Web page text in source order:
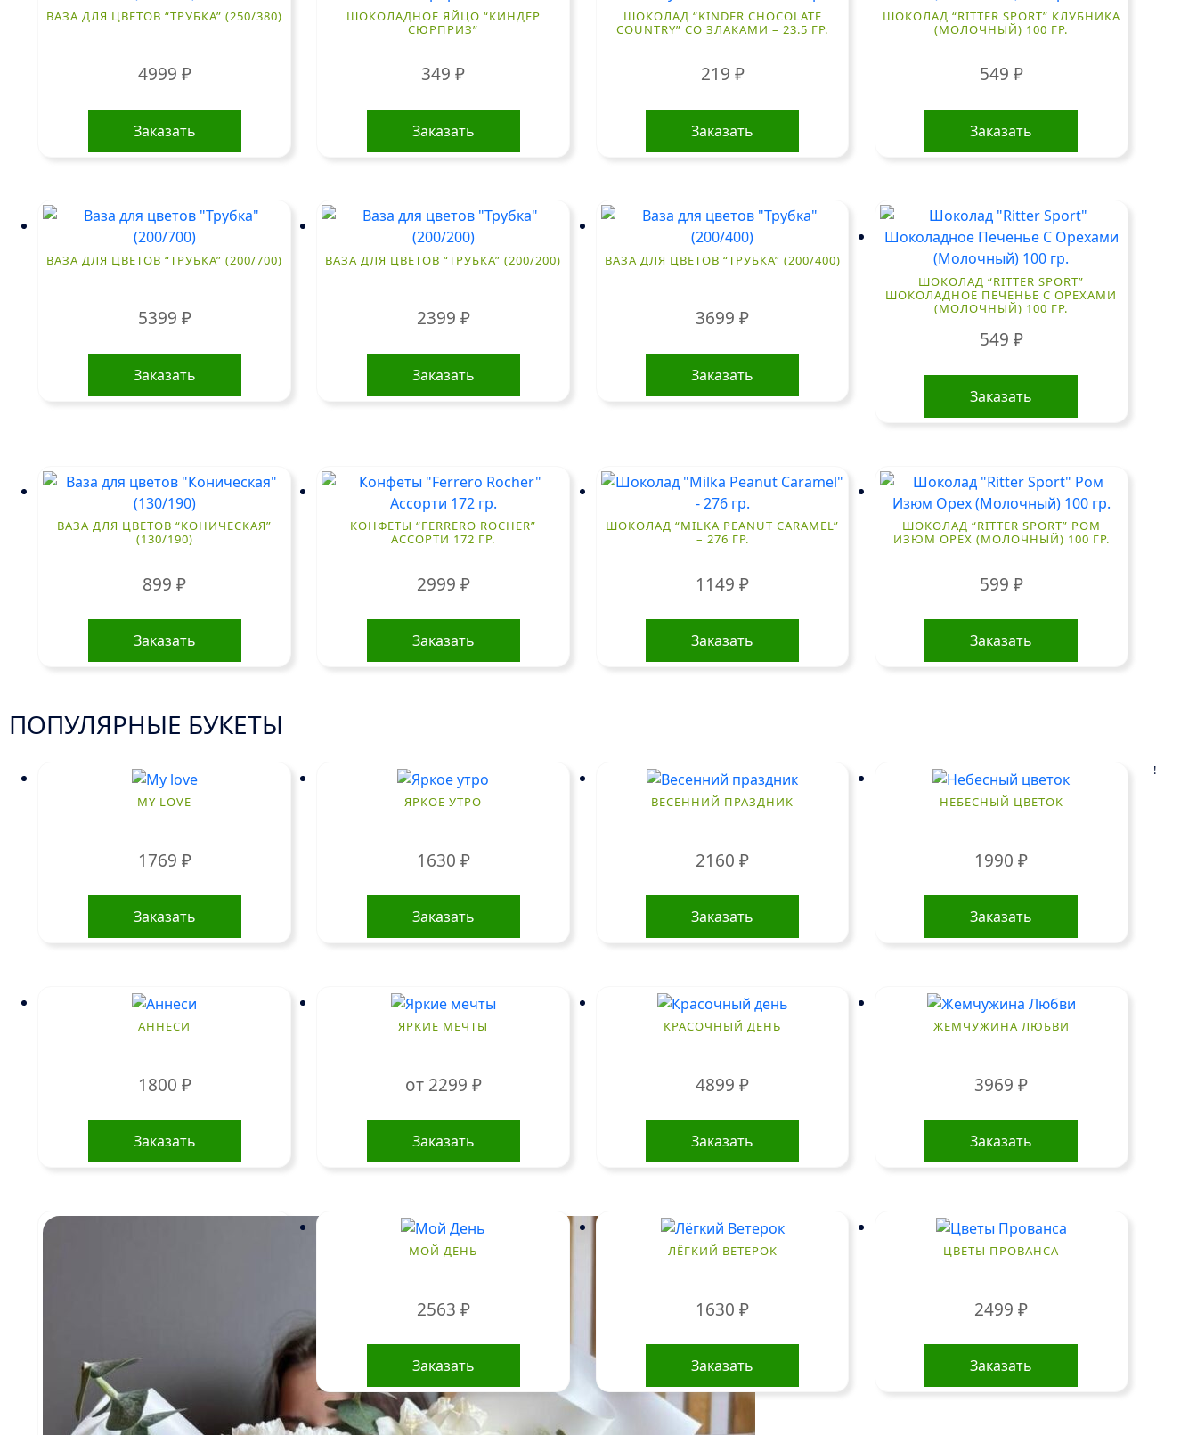
ВАЗА ДЛЯ ЦВЕТОВ “ТРУБКА” (250/380)
4999 ₽
Заказать
ШОКОЛАДНОЕ ЯЙЦО “КИНДЕР
СЮРПРИЗ”
349₽
Заказать
ШОКОЛАД “KINDER CHOCOLATE
COUNTRY” СО ЗЛАКАМИ – 23.5 ГР.
219 ₽
Заказать
ШОКОЛАД “RITTER SPORT” КЛУБНИКА
(МОЛОЧНЫЙ) 100 ГР.
549 ₽
Заказать
ВАЗА ДЛЯ ЦВЕТОВ “ТРУБКА” (200/700)
5399 ₽
Заказать
ВАЗА ДЛЯ ЦВЕТОВ “ТРУБКА” (200/200)
2399 ₽
Заказать
ВАЗА ДЛЯ ЦВЕТОВ “ТРУБКА” (200/400)
3699 ₽
Заказать
ШОКОЛАД “RITTER SPORT”
ШОКОЛАДНОЕ ПЕЧЕНЬЕ С ОРЕХАМИ
(МОЛОЧНЫЙ) 100 ГР.
549 ₽
Заказать
ВАЗА ДЛЯ ЦВЕТОВ “КОНИЧЕСКАЯ”
(130/190)
899₽
Заказать
КОНФЕТЫ “FERRERO ROCHER”
АССОРТИ 172 ГР.
2999 ₽
Заказать
ШОКОЛАД “MILKA PEANUT CARAMEL”
– 276 ГР.
1149 ₽
Заказать
ШОКОЛАД “RITTER SPORT” РОМ
ИЗЮМ ОРЕХ (МОЛОЧНЫЙ) 100 ГР.
599 ₽
Заказать
ПОПУЛЯРНЫЕ БУКЕТЫ
MY LOVE
1769 ₽
Заказать
ЯРКОЕ УТРО
1630 ₽
Заказать
ВЕСЕННИЙ ПРАЗДНИК
2160 ₽
Заказать
НЕБЕСНЫЙ ЦВЕТОК
1990₽
Заказать
АННЕСИ
1800 ₽
Заказать
ЯРКИЕ МЕЧТЫ
от 2299 ₽
Заказать
Этот
имеет
КРАСОЧНЫЙ ДЕНЬ
4899 ₽
Заказать
ЖЕМЧУЖИНА ЛЮБВИ
3969₽
Заказать
МОЙ ДЕНЬ
2563 ₽
Заказать
ЛЁГКИЙ ВЕТЕРОК
1630 ₽
Заказать
ЦВЕТЫ ПРОВАНСА
2499₽
Заказать
!